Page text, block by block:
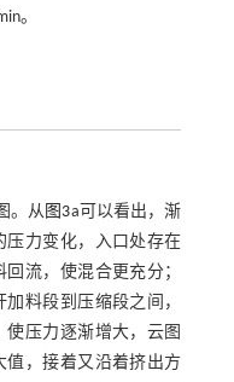
。
。从 图3a可以看出，渐
压力变化，入口处存在
流，使混合更充分；
料段到压缩段之间，
压力逐渐增大，云图
值，接着又沿着挤出方